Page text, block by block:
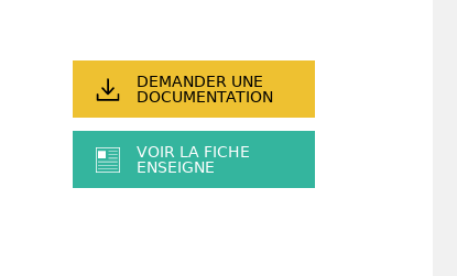
DEMANDER UNE
DOCUMENTATION
VOIR LA FICHE
ENSEIGNE